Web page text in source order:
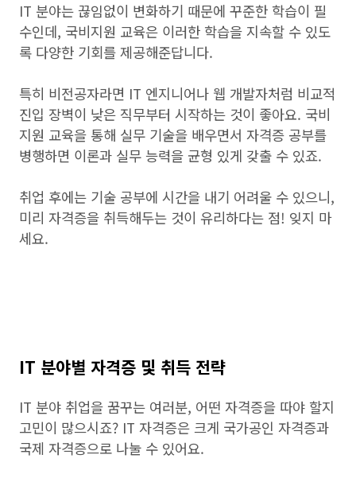
IT 분야는 끊임없이 변화하기 때문에 꾸준한 학습이 필
수인데, 국비지원 교육은 이러한 학습을 지속할 수 있도
록 다양한 기회를 제공해준답니다.
특히 비전공자라면 IT 엔지니어나 웹 개발자처럼 비교적
진입 장벽이 낮은 직무부터 시작하는 것이 좋아요. 국비
지원 교육을 통해 실무 기술을 배우면서 자격증 공부를
병행하면 이론과 실무 능력을 균형 있게 갖출 수 있죠.
취업 후에는 기술 공부에 시간을 내기 어려울 수 있으니,
미리 자격증을 취득해두는 것이 유리하다는 점! 잊지 마
세요.
IT 분야별 자격증 및 취득 전략
IT 분야 취업을 꿈꾸는 여러분, 어떤 자격증을 따야 할지
고민이 많으시죠? IT 자격증은 크게 국가공인 자격증과
국제 자격증으로 나눌 수 있어요.